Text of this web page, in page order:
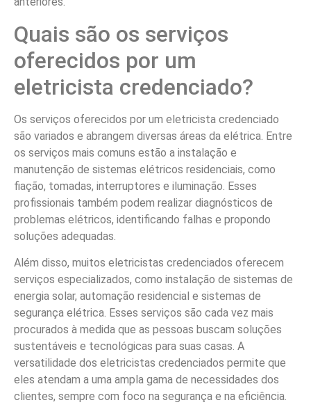
Quais são os serviços
oferecidos por um
eletricista credenciado?
Os serviços oferecidos por um eletricista credenciado
são variados e abrangem diversas áreas da elétrica. Entre
os serviços mais comuns estão a instalação e
manutenção de sistemas elétricos residenciais, como
fiação, tomadas, interruptores e iluminação. Esses
profissionais também podem realizar diagnósticos de
problemas elétricos, identificando falhas e propondo
soluções adequadas.
Além disso, muitos eletricistas credenciados oferecem
serviços especializados, como instalação de sistemas de
energia solar, automação residencial e sistemas de
segurança elétrica. Esses serviços são cada vez mais
procurados à medida que as pessoas buscam soluções
sustentáveis e tecnológicas para suas casas. A
versatilidade dos eletricistas credenciados permite que
eles atendam a uma ampla gama de necessidades dos
clientes, sempre com foco na segurança e na eficiência.